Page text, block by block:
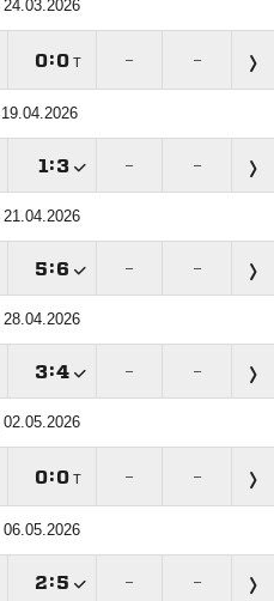
: T – –
 : – –
: – –
: – –
: T – –
: – –